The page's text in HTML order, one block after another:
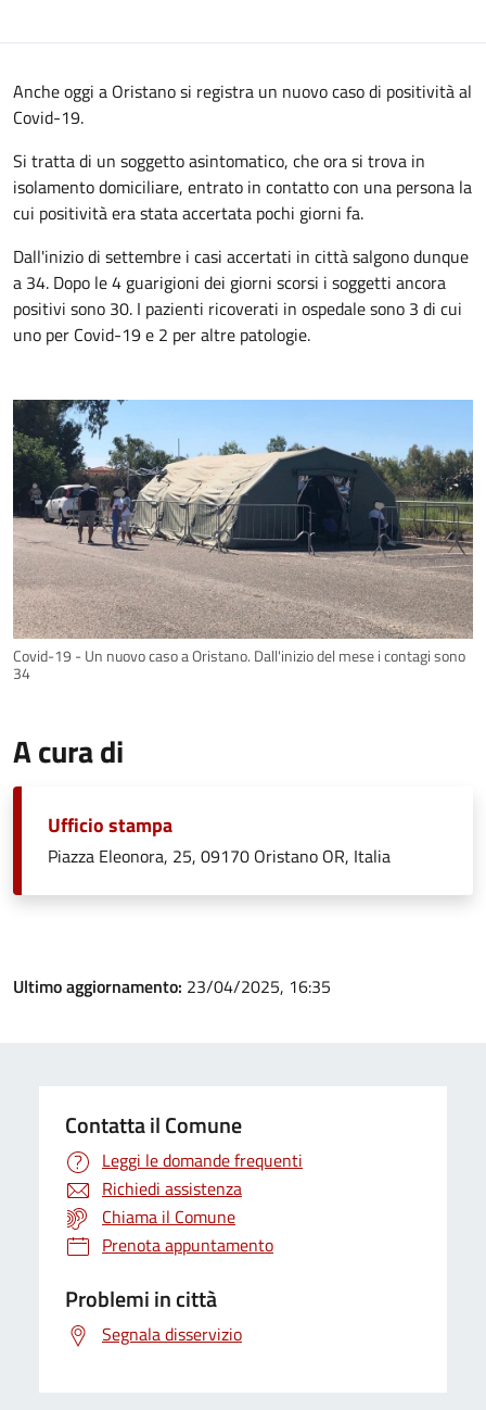
Anche oggi a Oristano si registra un nuovo caso di positività al
Covid-19.
Si tratta di un soggetto asintomatico, che ora si trova in
isolamento domiciliare, entrato in contatto con una persona la
cui positività era stata accertata pochi giorni fa.
Dall'inizio di settembre i casi accertati in città salgono dunque
a 34. Dopo le 4 guarigioni dei giorni scorsi i soggetti ancora
positivi sono 30. I pazienti ricoverati in ospedale sono 3 di cui
uno per Covid-19 e 2 per altre patologie.
Covid-19 - Un nuovo caso a Oristano. Dall'inizio del mese i contagi sono
34
A cura di
Ufficio stampa
Piazza Eleonora, 25, 09170 Oristano OR, Italia
Ultimo aggiornamento: 23/04/2025, 16:35
Contatta il Comune
Leggi le domande frequenti
Richiedi assistenza
Chiama il Comune
Prenota appuntamento
Problemi in città
Segnala disservizio